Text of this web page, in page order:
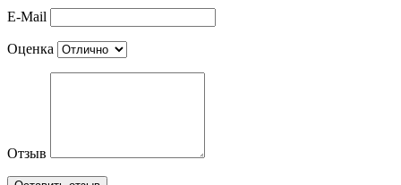
E-Mail
Оценка
Отзыв